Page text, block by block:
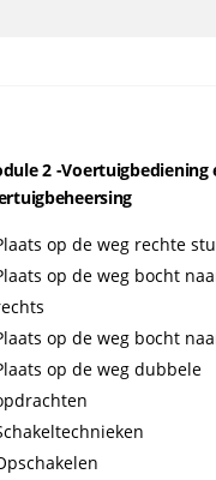
2 -Voertuigbediening
op de weg rechte
op de weg bocht
op de weg bocht
op de weg dubbele